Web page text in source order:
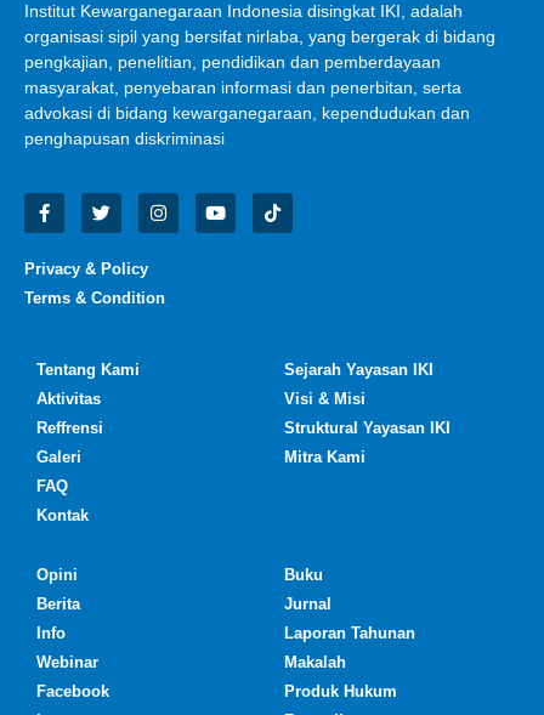
Institut Kewarganegaraan Indonesia disingkat IKI, adalah
organisasi sipil yang bersifat nirlaba, yang bergerak di bidang
pengkajian, penelitian, pendidikan dan pemberdayaan
masyarakat, penyebaran informasi dan penerbitan, serta
advokasi di bidang kewarganegaraan, kependudukan dan
penghapusan diskriminasi
Privacy & Policy
Terms & Condition
Tentang Kami
Aktivitas
Reffrensi
Galeri
FAQ
Kontak
Sejarah Yayasan IKI
Visi & Misi
Struktural Yayasan IKI
Mitra Kami
Opini
Berita
Info
Webinar
Facebook
Buku
Jurnal
Laporan Tahunan
Makalah
Produk Hukum